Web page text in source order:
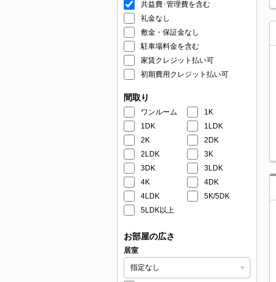
共益費･管理費を含む
礼金なし
敷金・保証金なし
駐車場料金を含む
家賃クレジット払い可
初期費用クレジット払い可
間取り
ワンルーム
1K
1DK
1LDK
2K
2DK
2LDK
3K
3DK
3LDK
4K
4DK
4LDK
5K/5DK
5LDK以上
お部屋の広さ
居室